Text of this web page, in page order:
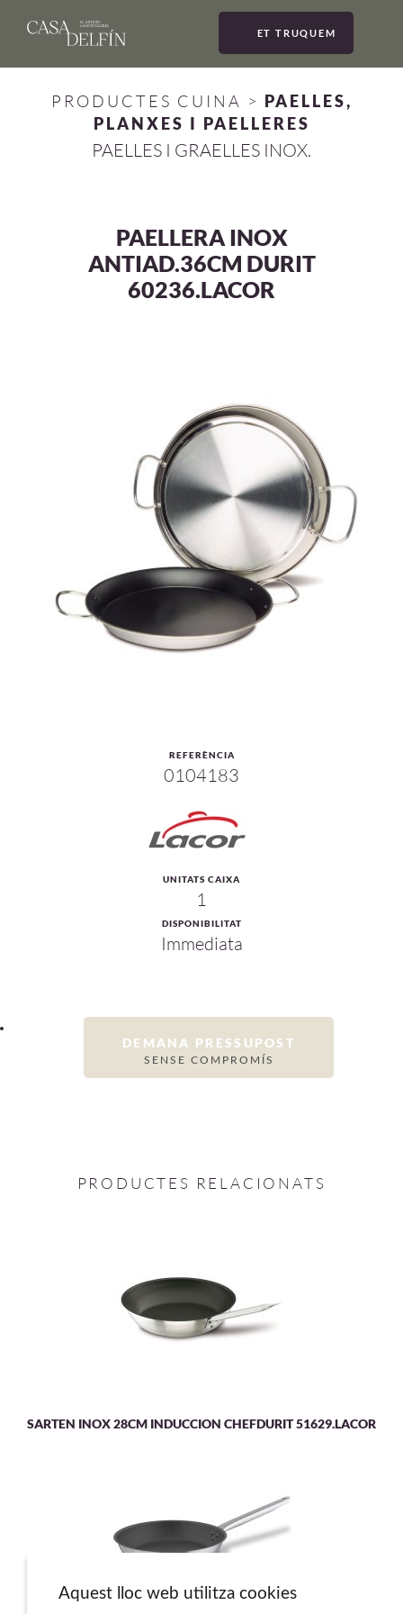
ET TRUQUEM
PRODUCTES CUINA > PAELLES,
PLANXES I PAELLERES
PAELLES I GRAELLES INOX.
PAELLERA INOX
ANTIAD.36CM DURIT
60236.LACOR
REFERÈNCIA
0104183
UNITATS CAIXA
1
DISPONIBILITAT
Immediata
DEMANA PRESSUPOST
SENSE COMPROMÍS
PRODUCTES RELACIONATS
SARTEN INOX 28CM INDUCCION CHEFDURIT 51629.LACOR
Aquest lloc web utilitza cookies